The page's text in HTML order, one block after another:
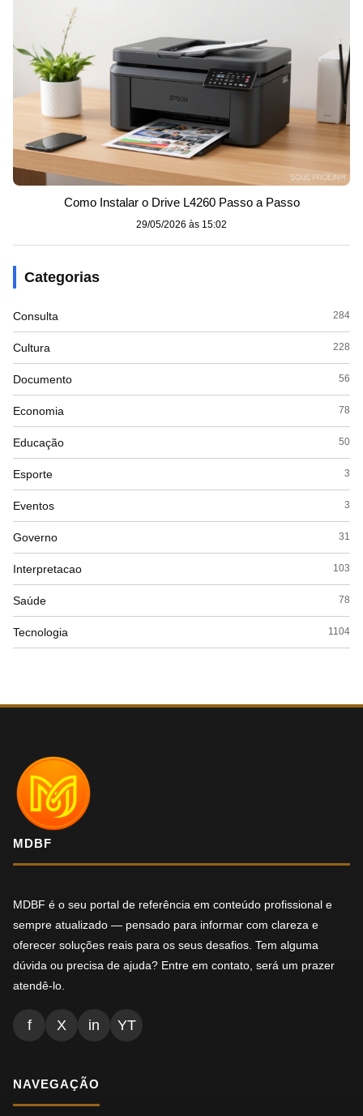
Como Instalar o Drive L4260 Passo a Passo
29/05/2026 às 15:02
Categorias
Consulta 284
Cultura 228
Documento 56
Economia 78
Educação 50
Esporte 3
Eventos 3
Governo 31
Interpretacao 103
Saúde 78
Tecnologia 1104
MDBF
MDBF é o seu portal de referência em conteúdo profissional e
sempre atualizado — pensado para informar com clareza e
oferecer soluções reais para os seus desafios. Tem alguma
dúvida ou precisa de ajuda? Entre em contato, será um prazer
atendê-lo.
f X in YT
NAVEGAÇÃO